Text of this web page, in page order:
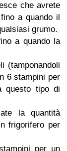
che avrete
a quando il
grumo.
a quando la
(tamponandoli
6 stampini per
questo tipo di
la quantità
frigorifero per
per un